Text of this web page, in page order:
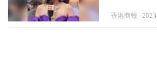
香港商報